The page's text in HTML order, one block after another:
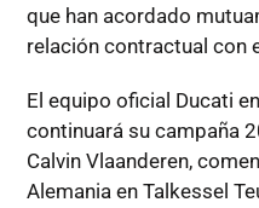
que han acordado
relación contractual con
El equipo oficial Ducati
continuará su campaña
Calvin Vlaanderen,
Alemania en Talkessel